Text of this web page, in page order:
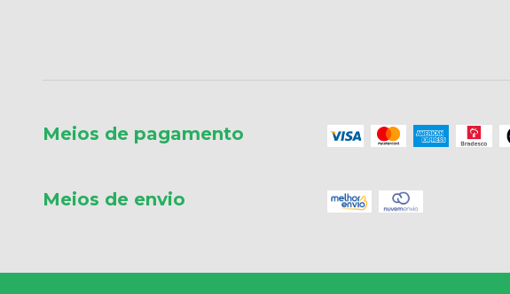
Meios de pagamento
Meios de envio